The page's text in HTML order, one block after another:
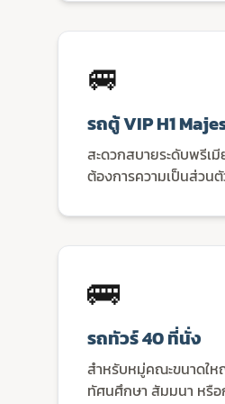
🚐
รถตู้ VIP H1
สะดวกสบายระดับพรีเ
ต้องการความเป็นส่วนตั
🚌
รถทัวร์ 40 ที่นั่ง
สำหรับหมู่คณะขนาดให
ทัศนศึกษา สัมมนา หรือ